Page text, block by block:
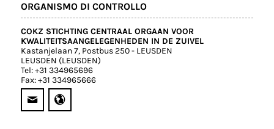
ORGANISMO DI CONTROLLO
COKZ STICHTING CENTRAAL ORGAAN VOOR
KWALITEITSAANGELEGENHEDEN IN DE ZUIVEL
Kastanjelaan 7, Postbus 250 - LEUSDEN
LEUSDEN (LEUSDEN)
Tel: +31 334965696
Fax: +31 334965666